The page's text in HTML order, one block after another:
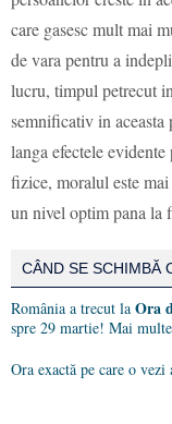
care gasesc mult mai
de vara pentru a
lucru, timpul petrecut
semnificativ in aceasta
langa efectele evidente
fizice, moralul este
un nivel optim pana la
CÂND SE SCHIMBĂ
România a trecut la Ora
spre 29 martie! Mai
Ora exactă pe care o vezi